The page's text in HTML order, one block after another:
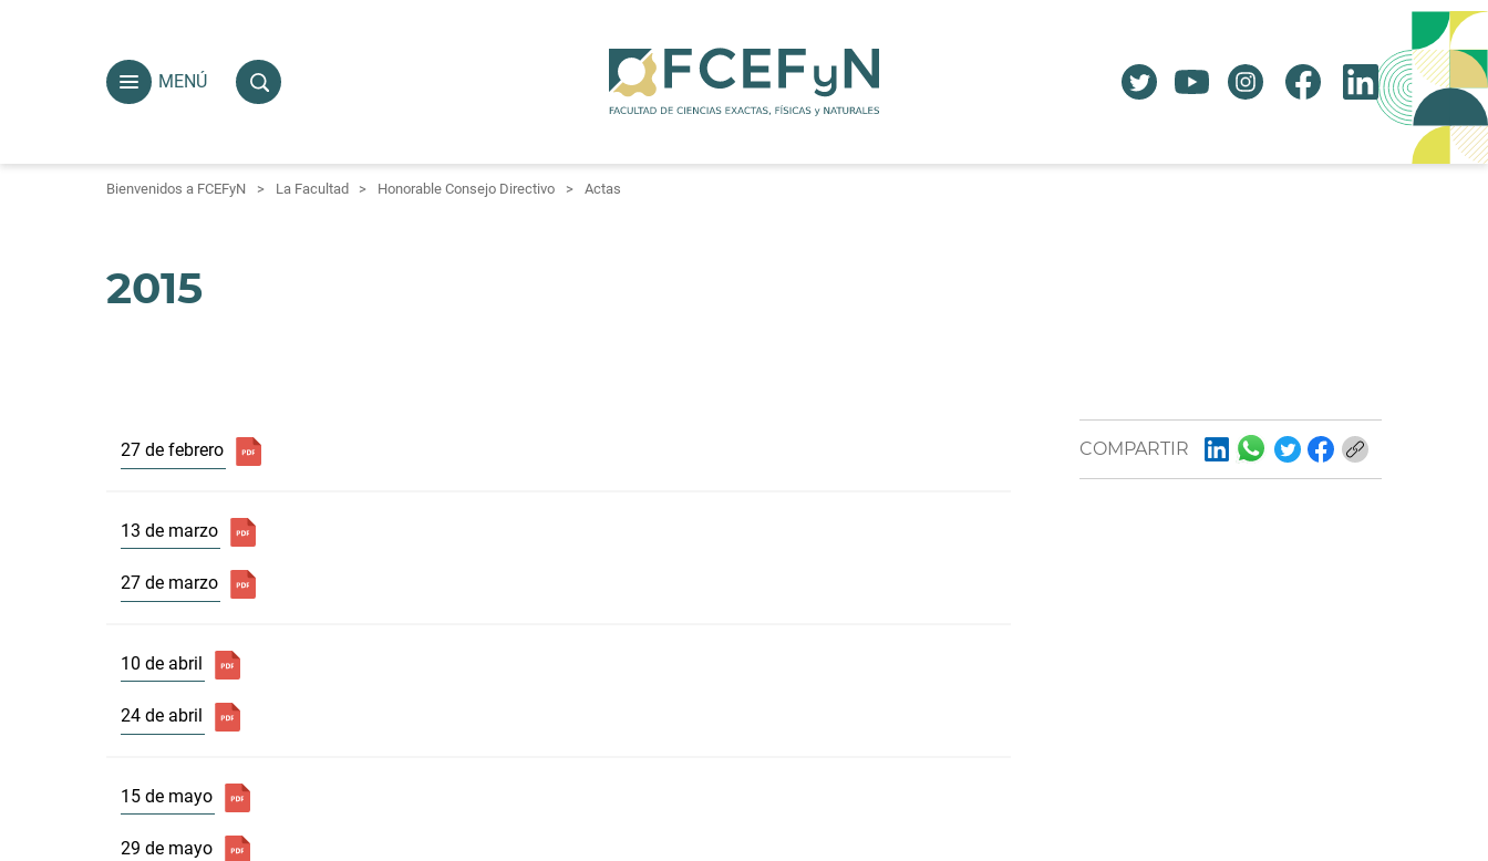
MENÚ
Bienvenidos a FCEFyN La Facultad Honorable Consejo Directivo Actas
2015
27 de febrero
13 de marzo
27 de marzo
10 de abril
24 de abril
15 de mayo
29 de mayo
COMPARTIR